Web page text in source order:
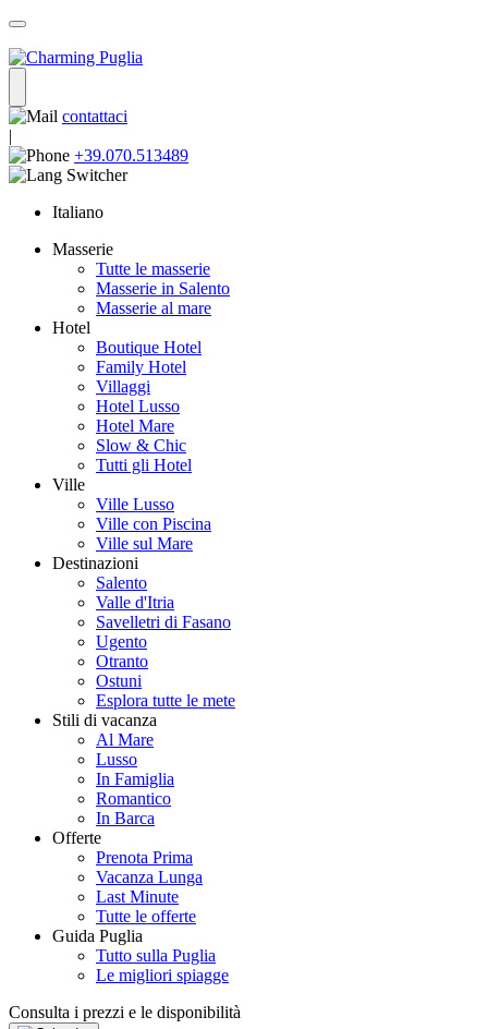
contattaci
|
+39.070.513489
Italiano
Masserie
Tutte le masserie
Masserie in Salento
Masserie al mare
Hotel
Boutique Hotel
Family Hotel
Villaggi
Hotel Lusso
Hotel Mare
Slow & Chic
Tutti gli Hotel
Ville
Ville Lusso
Ville con Piscina
Ville sul Mare
Destinazioni
Salento
Valle d'Itria
Savelletri di Fasano
Ugento
Otranto
Ostuni
Esplora tutte le mete
Stili di vacanza
Al Mare
Lusso
In Famiglia
Romantico
In Barca
Offerte
Prenota Prima
Vacanza Lunga
Last Minute
Tutte le offerte
Guida Puglia
Tutto sulla Puglia
Le migliori spiagge
Consulta i prezzi e le disponibilità